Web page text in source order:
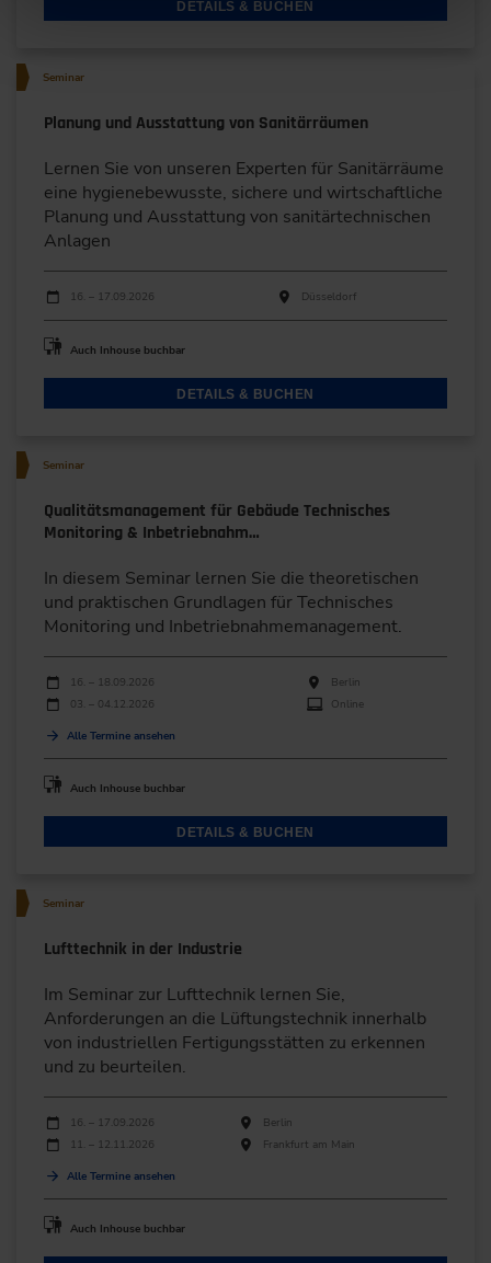
DETAILS & BUCHEN
Seminar
Planung und Ausstattung von Sanitärräumen
Lernen Sie von unseren Experten für Sanitärräume
eine hygienebewusste, sichere und wirtschaftliche
Planung und Ausstattung von sanitärtechnischen
Anlagen
Durchführungen
Veranstaltungsdatum
16. – 17.09.2026 Düsseldorf
Auch Inhouse buchbar
DETAILS & BUCHEN
Seminar
Qualitätsmanagement für Gebäude Technisches
Monitoring & Inbetriebnahm…
In diesem Seminar lernen Sie die theoretischen
und praktischen Grundlagen für Technisches
Monitoring und Inbetriebnahmemanagement.
Durchführungen
Veranstaltungsdatum
16. – 18.09.2026
Berlin
03. – 04.12.2026
Online
Alle Termine ansehen
Auch Inhouse buchbar
DETAILS & BUCHEN
Seminar
Lufttechnik in der Industrie
Im Seminar zur Lufttechnik lernen Sie,
Anforderungen an die Lüftungstechnik innerhalb
von industriellen Fertigungsstätten zu erkennen
und zu beurteilen.
Durchführungen
Veranstaltungsdatum Veranstaltungsort
16. – 17.09.2026
Berlin
11. – 12.11.2026
Frankfurt am Main
Alle Termine ansehen
Auch Inhouse buchbar